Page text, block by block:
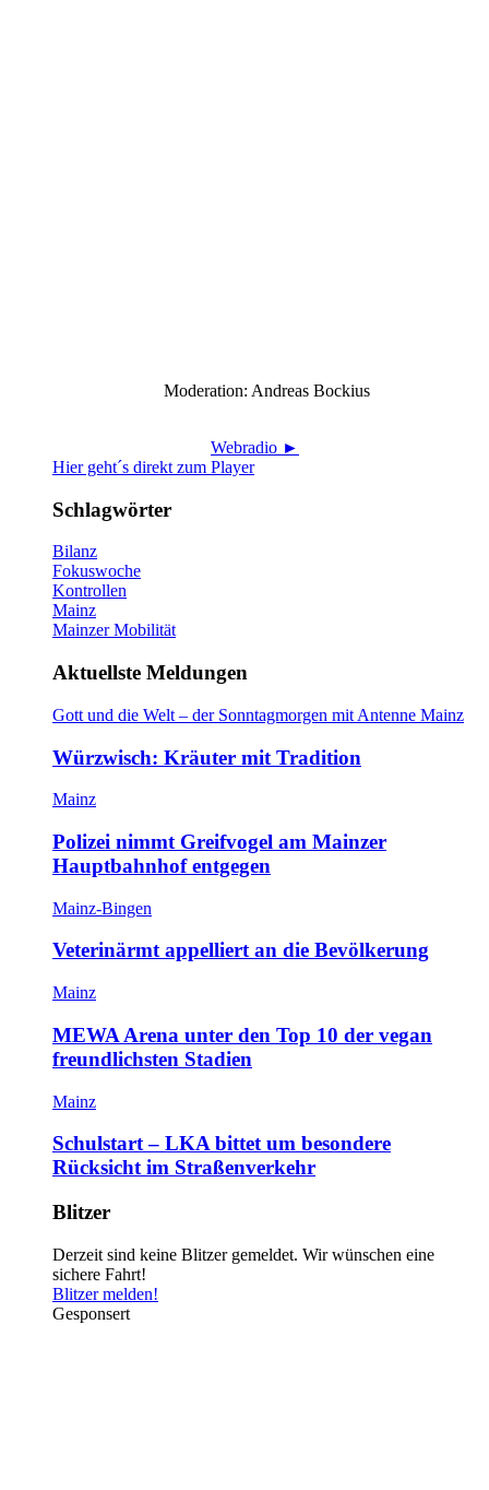
Moderation: Andreas Bockius
Webradio ►
Hier geht´s direkt zum Player
Schlagwörter
Bilanz
Fokuswoche
Kontrollen
Mainz
Mainzer Mobilität
Aktuellste Meldungen
Gott und die Welt – der Sonntagmorgen mit Antenne Mainz
Würzwisch: Kräuter mit Tradition
Mainz
Polizei nimmt Greifvogel am Mainzer
Hauptbahnhof entgegen
Mainz-Bingen
Veterinärmt appelliert an die Bevölkerung
Mainz
MEWA Arena unter den Top 10 der vegan
freundlichsten Stadien
Mainz
Schulstart – LKA bittet um besondere
Rücksicht im Straßenverkehr
Blitzer
Derzeit sind keine Blitzer gemeldet. Wir wünschen eine
sichere Fahrt!
Blitzer melden!
Gesponsert